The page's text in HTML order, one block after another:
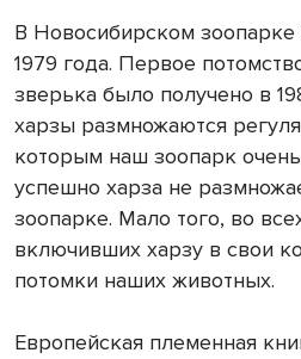
В Новосибирском зоопарке
1979 года. Первое
зверька было получено в
харзы размножаются
которым наш зоопарк
успешно харза не
зоопарке. Мало того, во
включивших харзу в свои
потомки наших животных.
Европейская племенная